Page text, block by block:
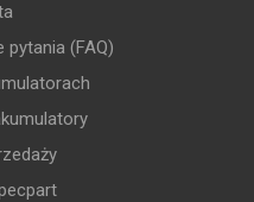
(FAQ)